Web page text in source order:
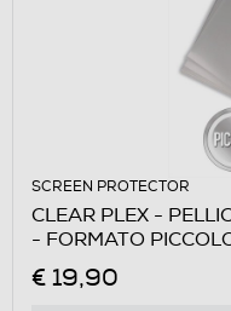
SCREEN PROTECTOR
CLEAR PLEX -
- FORMATO
€ 19,90